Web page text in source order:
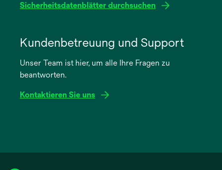
Sicherheitsdatenblätter durchsuchen
neuen
Registerkarte
Kundenbetreuung und Support
Unser Team ist hier, um alle Ihre Fragen zu
beantworten.
Kontaktieren Sie uns